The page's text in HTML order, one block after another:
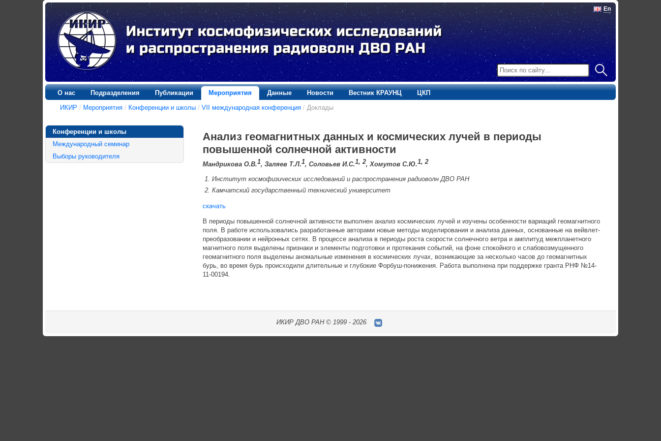
En
О нас Подразделения Публикации Мероприятия Данные Новости Вестник КРАУНЦ
ЦКП
ИКИР / Мероприятия / Конференции и школы / VII международная конференция / Доклады
Конференции и школы
Международный семинар
Выборы руководителя
Анализ геомагнитных данных и космических лучей в периоды
повышенной солнечной активности
Мандрикова О.В.1, Заляев Т.Л.1, Соловьев И.С.1, 2, Хомутов С.Ю.1, 2
Институт космофизических исследований и распространения радиоволн ДВО РАН
Камчатский государственный технический университет
скачать
В периоды повышенной солнечной активности выполнен анализ космических лучей и изучены особенности вариаций геомагнитного
поля. В работе использовались разработанные авторами новые методы моделирования и анализа данных, основанные на вейвлет-
преобразовании и нейронных сетях. В процессе анализа в периоды роста скорости солнечного ветра и амплитуд межпланетного
магнитного поля выделены признаки и элементы подготовки и протекания событий, на фоне спокойного и слабовозмущенного
геомагнитного поля выделены аномальные изменения в космических лучах, возникающие за несколько часов до геомагнитных
бурь, во время бурь происходили длительные и глубокие Форбуш-понижения. Работа выполнена при поддержке гранта РНФ №14-
11-00194.
ИКИР ДВО РАН ©1999 - 2026